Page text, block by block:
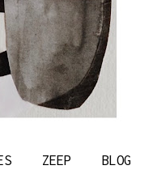
ZEEP BLOG